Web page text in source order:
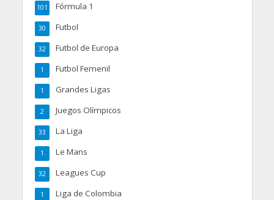
Fórmula 1
101
Futbol
30
Futbol de Europa
32
Futbol Femenil
1
Grandes Ligas
1
Juegos Olímpicos
2
La Liga
33
Le Mans
1
Leagues Cup
32
Liga de Colombia
1